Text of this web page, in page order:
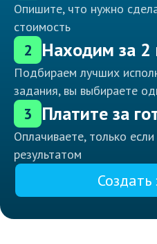
Опишите, что нужно
стоимость
2 Находим за
Подбираем лучших
задания, вы выбираете
3 Платите за
Оплачиваете, только
результатом